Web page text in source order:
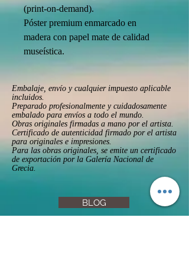
(print-on-demand).
Póster premium enmarcado en
madera con papel mate de calidad
museística.
Embalaje, envío y cualquier impuesto aplicable
incluidos.
Preparado profesionalmente y cuidadosamente
embalado para envíos a todo el mundo.
Obras originales firmadas a mano por el artista.
Certificado de autenticidad firmado por el artista
para originales e impresiones.
Para las obras originales, se emite un certificado
de exportación por la Galería Nacional de
Grecia.
BLOG